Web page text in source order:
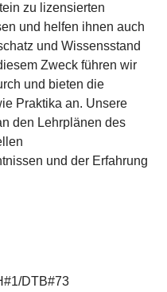
zu lizensierten
und helfen ihnen auch
und Wissensstand
Zweck führen wir
und bieten die
Praktika an. Unsere
den Lehrplänen des
und der Erfahrung
DTB#73